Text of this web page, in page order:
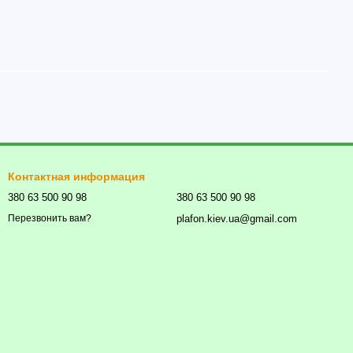
Контактная информация
380 63 500 90 98
Перезвонить вам?
380 63 500 90 98
plafon.kiev.ua@gmail.com